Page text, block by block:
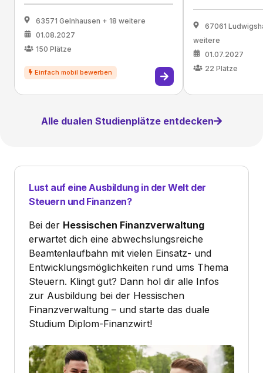
63571 Gelnhausen + 18 weitere
01.08.2027
150 Plätze
67061
weitere
01.07.2027
22 Plätze
Alle dualen Studienplätze entdecken
Lust auf eine Ausbildung in der Welt der
Steuern und Finanzen?
Bei der Hessischen Finanzverwaltung
erwartet dich eine abwechslungsreiche
Beamtenlaufbahn mit vielen Einsatz- und
Entwicklungsmöglichkeiten rund ums Thema
Steuern. Klingt gut? Dann hol dir alle Infos
zur Ausbildung bei der Hessischen
Finanzverwaltung – und starte das duale
Studium Diplom-Finanzwirt!